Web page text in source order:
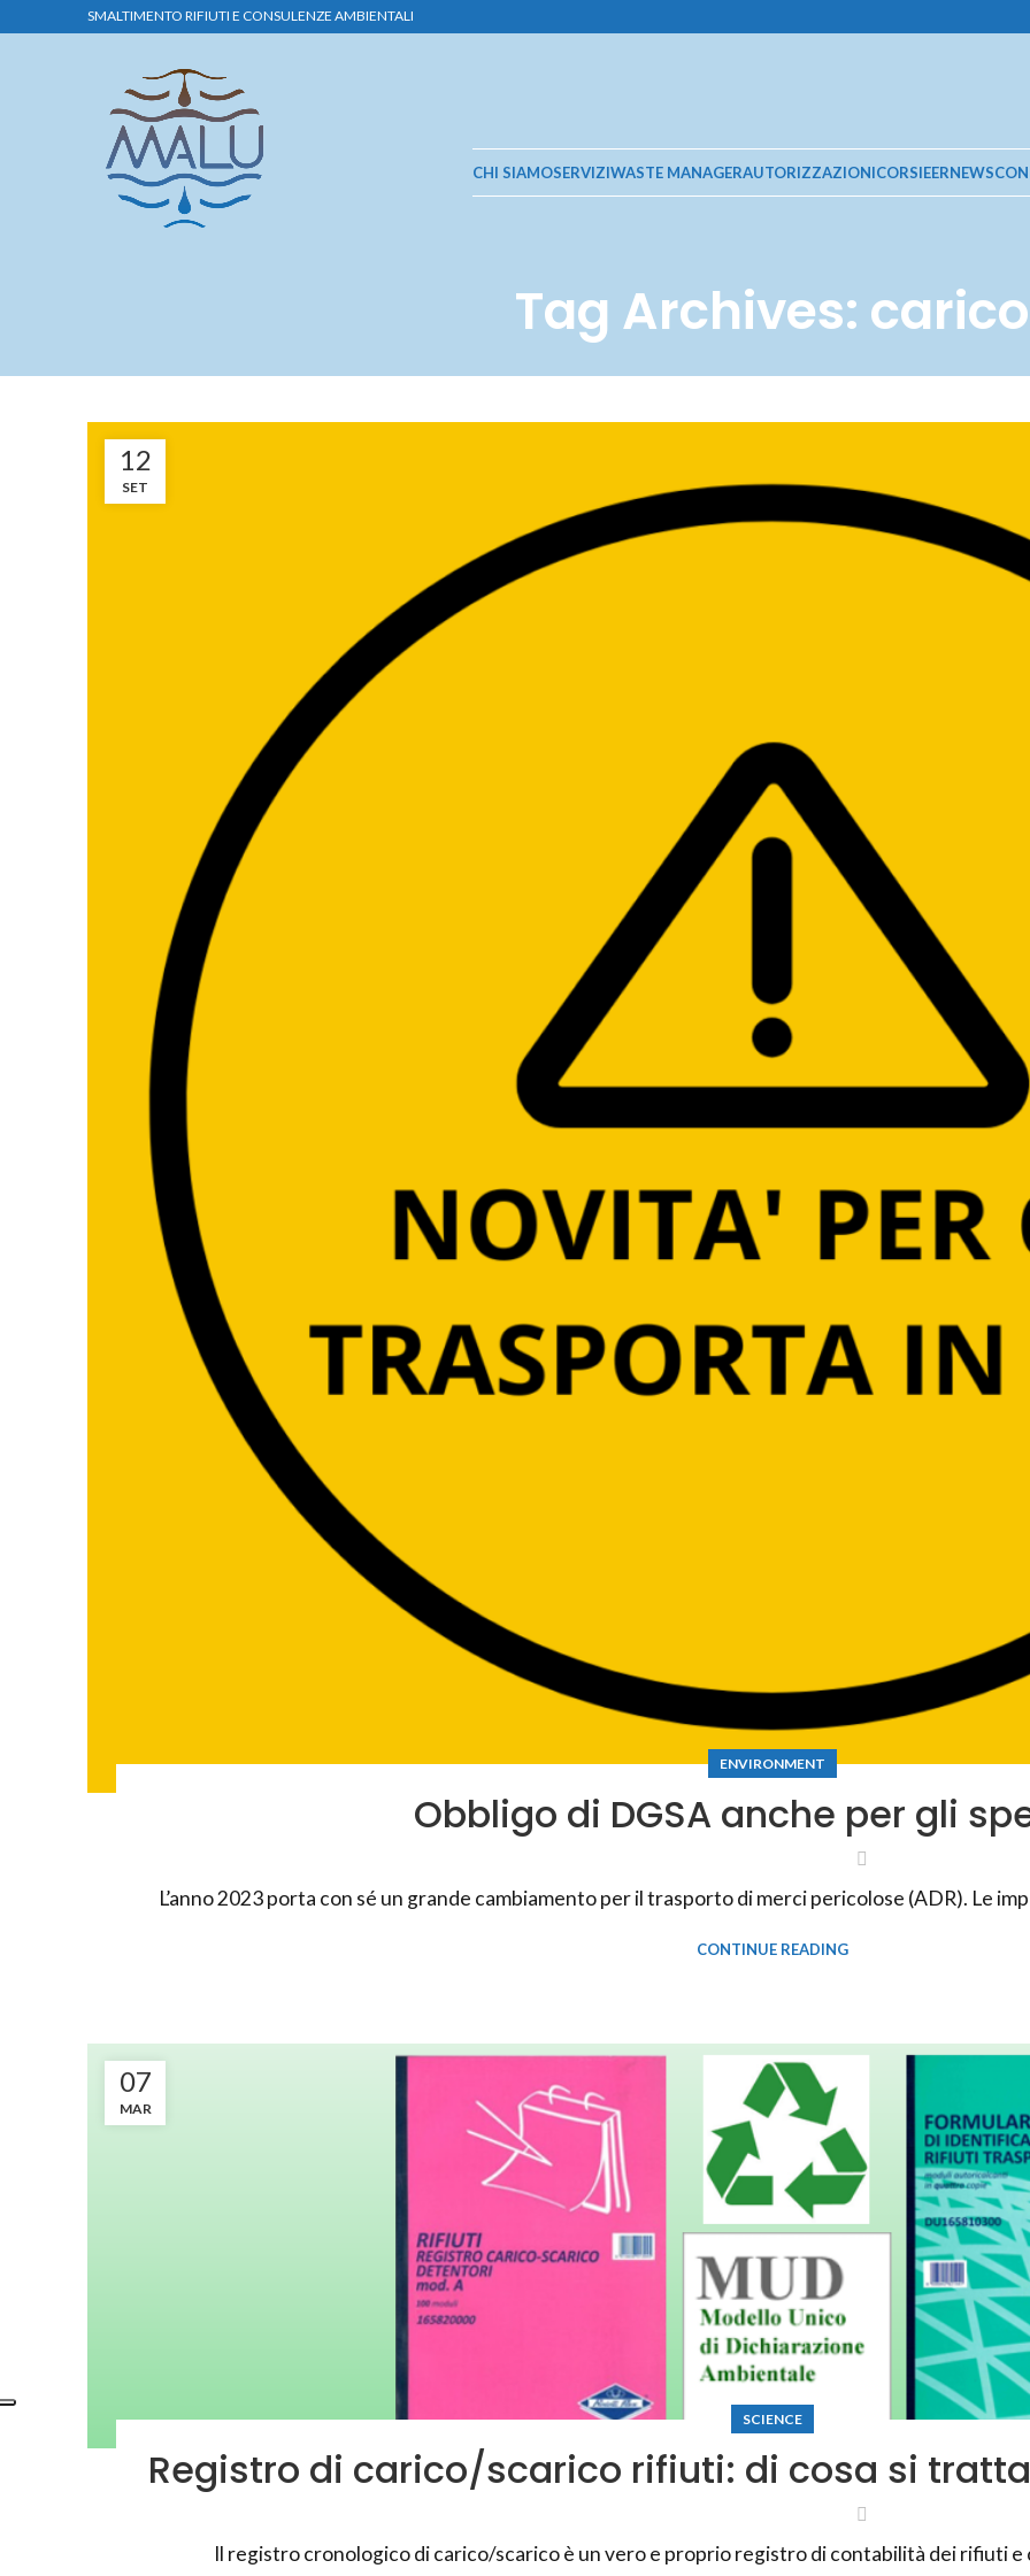
SMALTIMENTO RIFIUTI E CONSULENZE AMBIENTALI
CHI SIAMOSERVIZIWASTE MANAGERAUTORIZZAZIONICORSIEERNEWS
Tag Archives: carico
12
SET
ENVIRONMENT
Obbligo di DGSA anche per gli
L’anno 2023 porta con sé un grande cambiamento per il trasporto di merci pericolose (ADR). Le
CONTINUE READING
07
MAR
SCIENCE
Registro di carico/scarico rifiuti: di cosa si
Il registro cronologico di carico/scarico è un vero e proprio registro di contabilità dei rifiuti